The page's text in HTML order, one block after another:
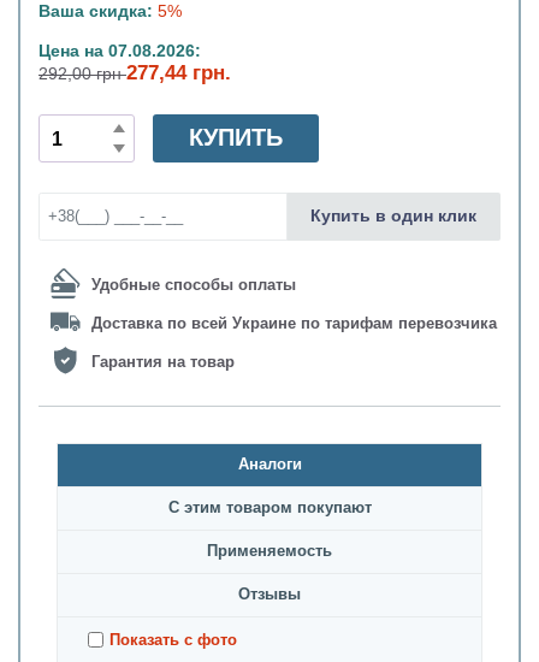
Ваша скидка: 5%
Цена на 07.08.2026:
292,00 грн277,44 грн.
Удобные способы оплаты
Доставка по всей Украине по тарифам перевозчика
Гарантия на товар
КУПИТЬ
Купить в один клик
Аналоги
С этим товаром покупают
Применяемость
Oтзывы
Показать с фото